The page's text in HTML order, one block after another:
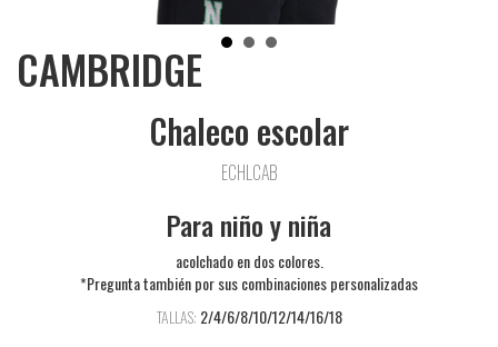
CAMBRIDGE
Chaleco escolar
ECHLCAB
Para niño y niña
acolchado en dos colores.
*Pregunta también por sus combinaciones personalizadas
TALLAS: 2/4/6/8/10/12/14/16/18